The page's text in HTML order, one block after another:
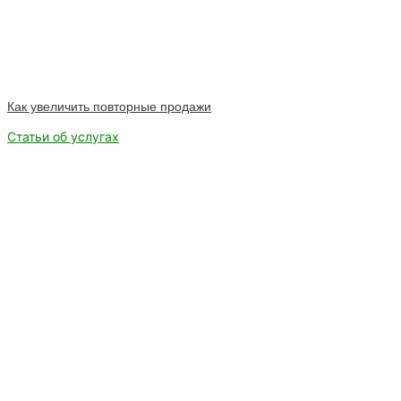
Как увеличить повторные продажи
Статьи об услугах